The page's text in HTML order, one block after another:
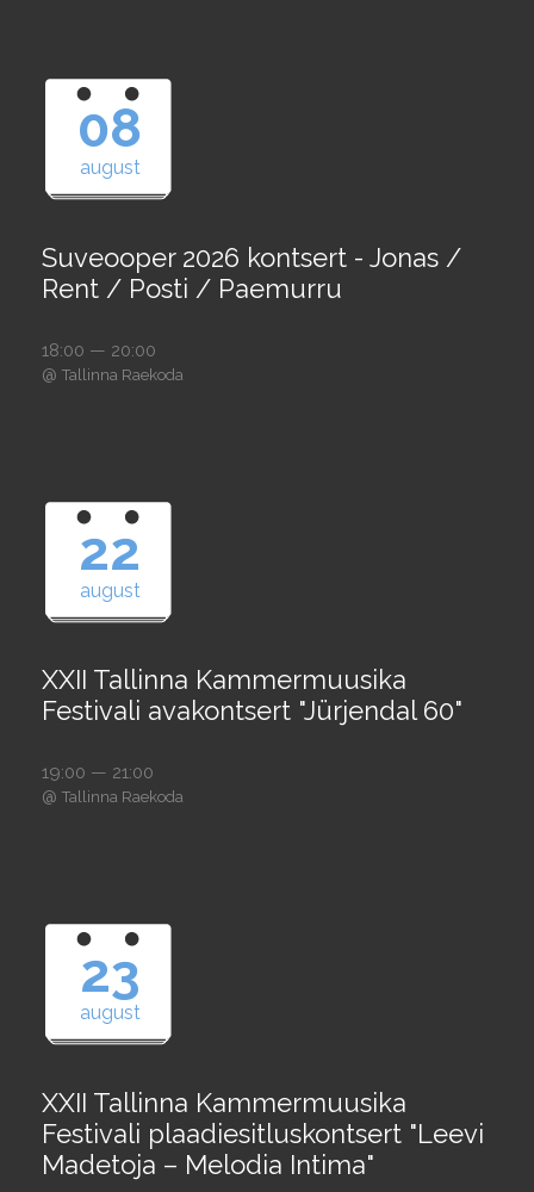
08
august
Suveooper 2026 kontsert - Jonas /
Rent / Posti / Paemurru
18:00 — 20:00
@ Tallinna Raekoda
22
august
XXII Tallinna Kammermuusika
Festivali avakontsert "Jürjendal 60"
19:00 — 21:00
@ Tallinna Raekoda
23
august
XXII Tallinna Kammermuusika
Festivali plaadiesitluskontsert "Leevi
Madetoja – Melodia Intima"